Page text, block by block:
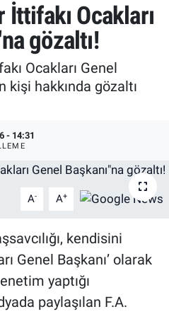
Ocakları
gözaltı!
Ocakları Genel
kişi hakkında gözaltı
- 14:31
A- A+
kendisini
Genel Başkanı’ olarak
yaptığı
paylaşılan F.A.